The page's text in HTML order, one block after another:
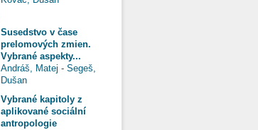
Susedstvo v čase
prelomových zmien.
Vybrané aspekty...
Andráš, Matej - Segeš,
Dušan
Vybrané kapitoly z
aplikované sociální
antropologie